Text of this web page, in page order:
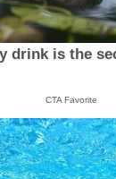
drink is the
CTA Favorite